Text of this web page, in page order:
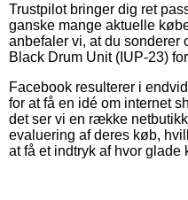
Trustpilot bringer dig ret
ganske mange aktuelle
anbefaler vi, at du sonderer
Black Drum Unit (IUP-23)
Facebook resulterer i
for at få en idé om internet
det ser vi en række
evaluering af deres køb,
at få et indtryk af hvor glade